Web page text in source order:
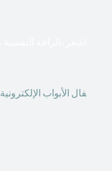
فال الأبواب الإلكترونية